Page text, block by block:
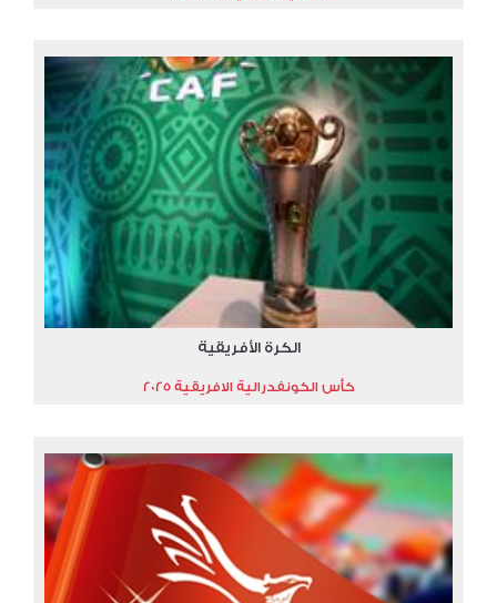
الكرة الأفريقية
كأس الكونفدرالية الافريقية 2025